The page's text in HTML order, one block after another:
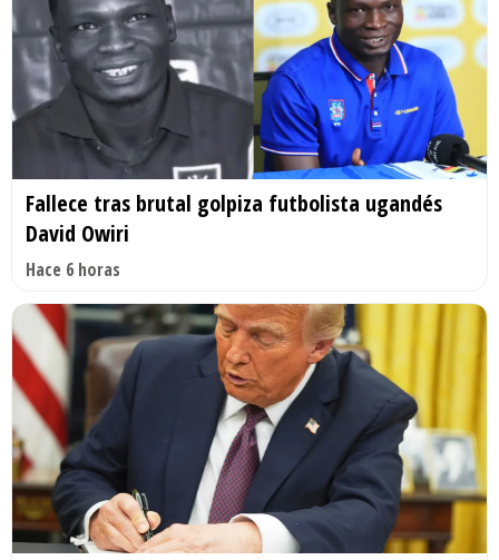
Fallece tras brutal golpiza futbolista ugandés
David Owiri
Hace 6 horas